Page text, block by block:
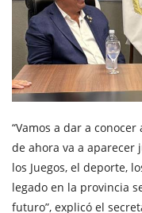
“Vamos a dar a
de ahora va a
los Juegos, el deporte,
legado en la provincia
futuro”, explicó el